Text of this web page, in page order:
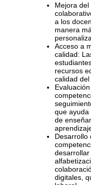
Mejora
a los
manera
Acceso a
calidad:
recursos
calidad del
que ayuda
de
Desarrollo
digitales,